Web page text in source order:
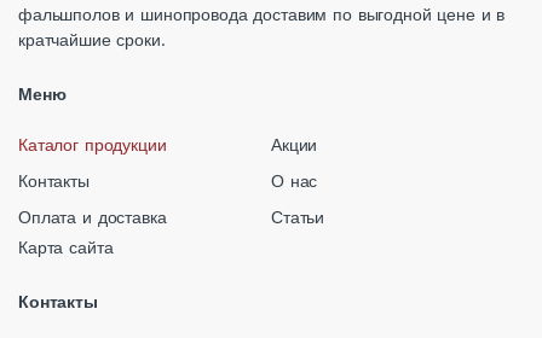
фальшполов и шинопровода доставим по выгодной цене и в
кратчайшие сроки.
Меню
Каталог продукции
Акции
Контакты
О нас
Оплата и доставка
Статьи
Карта сайта
Контакты